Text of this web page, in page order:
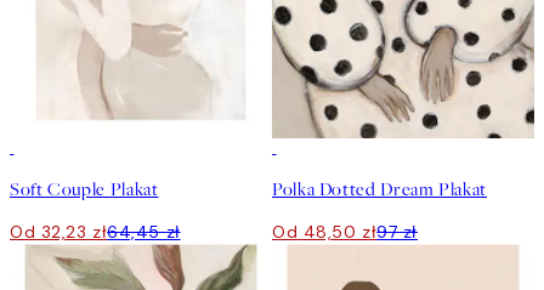
Soft Couple Plakat
Od 32,23 zł64,45 zł
Polka Dotted Dream Plakat
Od 48,50 zł97 zł